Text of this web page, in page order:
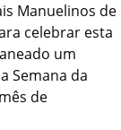
Manuelinos de
celebrar esta
um
Semana da
de